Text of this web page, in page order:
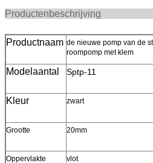
Productnaam de nieuwe pomp van de
roompomp met klem
Modelaantal Sptp-11
Kleur zwart
Grootte 20mm
Oppervlakte vlot